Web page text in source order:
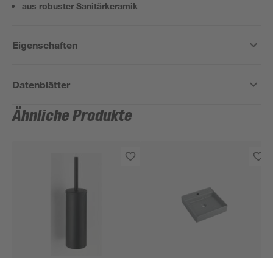
aus robuster Sanitärkeramik
Eigenschaften
Datenblätter
Ähnliche Produkte